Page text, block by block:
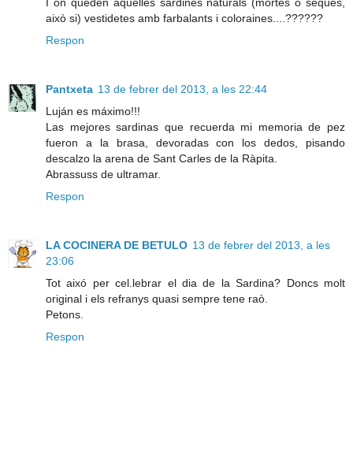
això si) vestidetes amb farbalants i coloraines....??????
Respon
Pantxeta 13 de febrer del 2013, a les 22:44
Luján es máximo!!!
Las mejores sardinas que recuerda mi memoria de pez
fueron a la brasa, devoradas con los dedos, pisando
descalzo la arena de Sant Carles de la Ràpita.
Abrassuss de ultramar.
Respon
LA COCINERA DE BETULO 13 de febrer del 2013, a les
23:06
Tot aixó per cel.lebrar el dia de la Sardina? Doncs molt
original i els refranys quasi sempre tene raò.
Petons.
Respon